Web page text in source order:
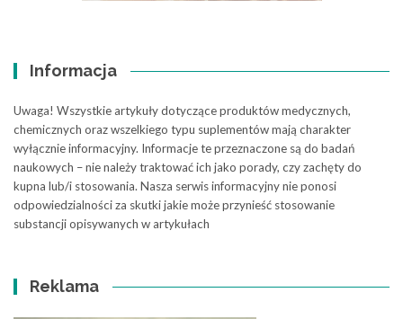
Informacja
Uwaga! Wszystkie artykuły dotyczące produktów medycznych,
chemicznych oraz wszelkiego typu suplementów mają charakter
wyłącznie informacyjny. Informacje te przeznaczone są do badań
naukowych – nie należy traktować ich jako porady, czy zachęty do
kupna lub/i stosowania. Nasza serwis informacyjny nie ponosi
odpowiedzialności za skutki jakie może przynieść stosowanie
substancji opisywanych w artykułach
Reklama